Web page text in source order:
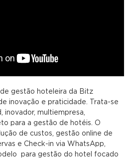
gestão hoteleira da Bitz
inovação e praticidade. Trata-se
inovador, multiempresa,
para a gestão de hotéis. O
de custos, gestão online de
e Check-in via WhatsApp,
para gestão do hotel focado